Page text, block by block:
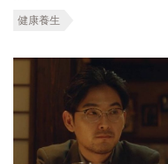
健康養生